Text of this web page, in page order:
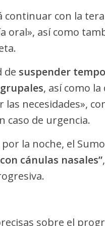
continuar con la
oral», así como
de suspender
, así como
las necesidades»,
caso de urgencia.
la noche, el
cánulas nasales”
sobre el